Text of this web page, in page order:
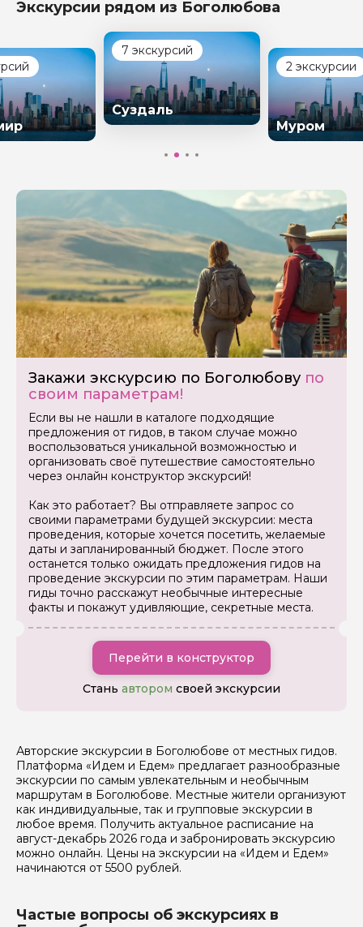
Экскурсии рядом из Боголюбова
7 экскурсий
Суздаль
2 экскурсии
Муром
Закажи экскурсию по Боголюбову по
своим параметрам!
Если вы не нашли в каталоге подходящие
предложения от гидов, в таком случае можно
воспользоваться уникальной возможностью и
организовать своё путешествие самостоятельно
через онлайн конструктор экскурсий!
Как это работает? Вы отправляете запрос со
своими параметрами будущей экскурсии: места
проведения, которые хочется посетить, желаемые
даты и запланированный бюджет. После этого
останется только ожидать предложения гидов на
проведение экскурсии по этим параметрам. Наши
гиды точно расскажут необычные интересные
факты и покажут удивляющие, секретные места.
Перейти в конструктор
Стань автором своей экскурсии
Авторские экскурсии в Боголюбове от местных гидов.
Платформа «Идем и Едем» предлагает разнообразные
экскурсии по самым увлекательным и необычным
маршрутам в Боголюбове. Местные жители организуют
как индивидуальные, так и групповые экскурсии в
любое время. Получить актуальное расписание на
август-декабрь 2026 года и забронировать экскурсию
можно онлайн. Цены на экскурсии на «Идем и Едем»
начинаются от 5500 рублей.
Частые вопросы об экскурсиях в
Задайте свой вопрос гиду
Как вас зовут
Ваша электронная почта
Ваш номер телефона
Вопросы и комментарии
Если у вас есть интересующие вопросы, можете их
задать
Я даю своё согласие на обработку персональных
Отправить